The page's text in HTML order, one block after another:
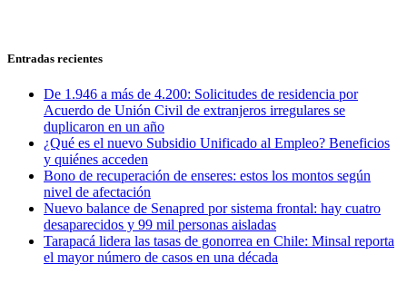
Entradas recientes
De 1.946 a más de 4.200: Solicitudes de residencia por
Acuerdo de Unión Civil de extranjeros irregulares se
duplicaron en un año
¿Qué es el nuevo Subsidio Unificado al Empleo? Beneficios
y quiénes acceden
Bono de recuperación de enseres: estos los montos según
nivel de afectación
Nuevo balance de Senapred por sistema frontal: hay cuatro
desaparecidos y 99 mil personas aisladas
Tarapacá lidera las tasas de gonorrea en Chile: Minsal reporta
el mayor número de casos en una década